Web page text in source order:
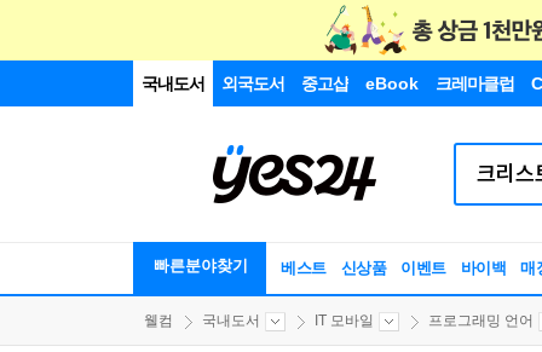
국내도서 외국도서 중고샵 eBook 크레마클럽
빠른분야찾기 베스트 신상품 이벤트 바이백 매
웰컴 국내도서 IT 모바일 프로그래밍 언어